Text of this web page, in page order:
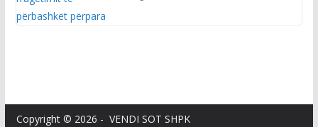
August 5, 2026
Copyright © 2026 - VENDI SOT SHPK